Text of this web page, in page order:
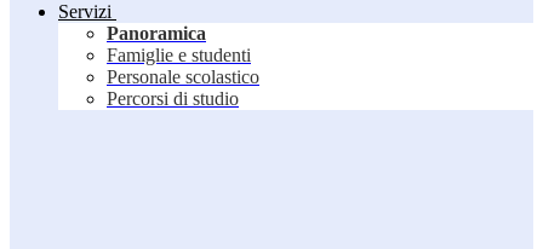
Servizi
Panoramica
Famiglie e studenti
Personale scolastico
Percorsi di studio